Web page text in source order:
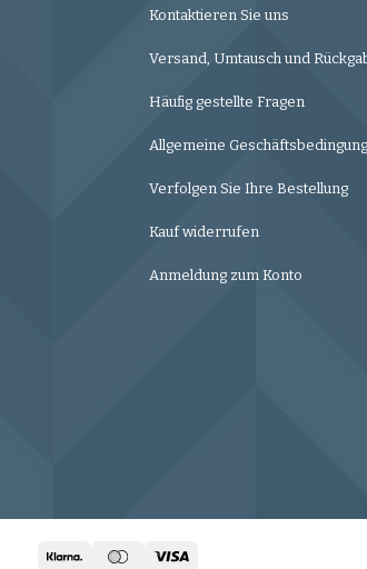
Kontaktieren Sie uns
Versand, Umtausch und
Häufig gestellte Fragen
Allgemeine
Verfolgen Sie Ihre Bestellung
Kauf widerrufen
Anmeldung zum Konto